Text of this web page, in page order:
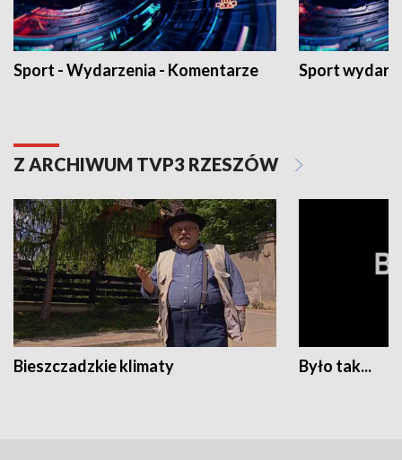
Sport - Wydarzenia - Komentarze Sport
Z ARCHIWUM TVP3 RZESZÓW
Bieszczadzkie klimaty Było tak...